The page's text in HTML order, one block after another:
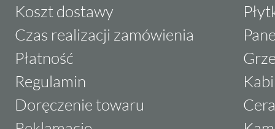
Koszt dostawy
Czas realizacji zamówienia
Płatność
Regulamin
Doręczenie towaru